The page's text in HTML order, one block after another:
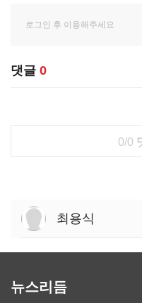
댓글 0
0/0
최용식
뉴스리듬